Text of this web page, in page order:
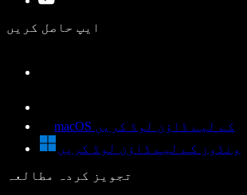
ایپ حاصل کریں
macOS کے لیے ڈاؤن لوڈ کریں
ونڈوز کے لیے ڈاؤن لوڈ کریں
تجویز کردہ مطالعہ